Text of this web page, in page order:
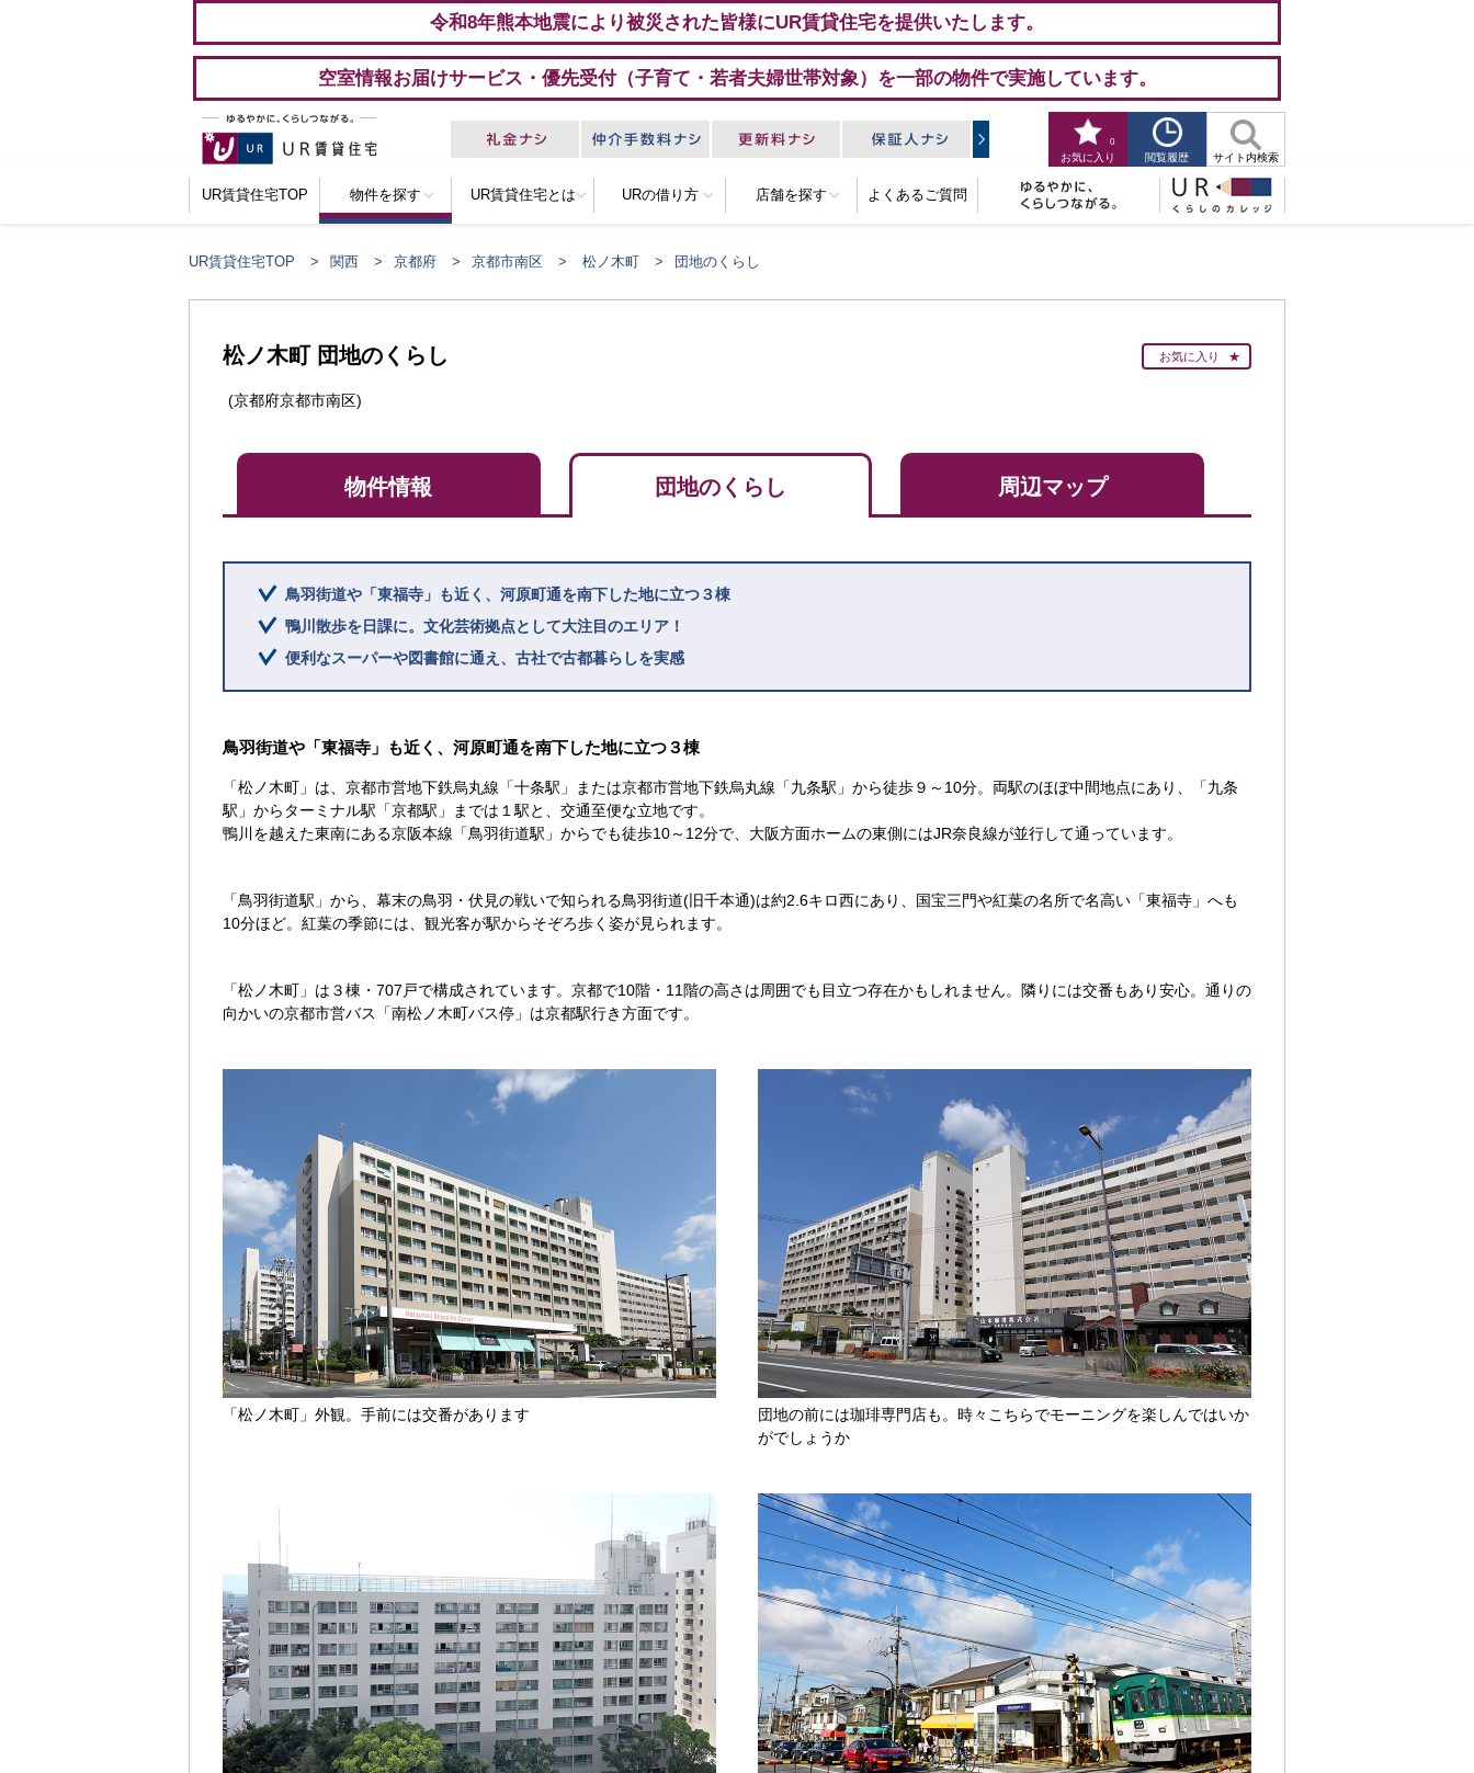
令和8年熊本地震により被災された皆様にUR賃貸住宅を提供いたします。
空室情報お届けサービス・優先受付（子育て・若者夫婦世帯対象）を一部の物件で実施しています。
お気に入り
0
閲覧履歴 サイト内検索
UR賃貸住宅TOP 物件を探す UR賃貸住宅とは URの借り方 店舗を探す よくあるご質問
UR賃貸住宅TOP 関西 京都府 京都市南区 松ノ木町 団地のくらし
松ノ木町 団地のくらし
(京都府京都市南区)
お気に入り
物件情報 団地のくらし 周辺マップ
鳥羽街道や「東福寺」も近く、河原町通を南下した地に立つ３棟
鴨川散歩を日課に。文化芸術拠点として大注目のエリア！
便利なスーパーや図書館に通え、古社で古都暮らしを実感
鳥羽街道や「東福寺」も近く、河原町通を南下した地に立つ３棟
「松ノ木町」は、京都市営地下鉄烏丸線「十条駅」または京都市営地下鉄烏丸線「九条駅」から徒歩９～10分。両駅のほぼ中間地点にあり、「九条
駅」からターミナル駅「京都駅」までは１駅と、交通至便な立地です。
鴨川を越えた東南にある京阪本線「鳥羽街道駅」からでも徒歩10～12分で、大阪方面ホームの東側にはJR奈良線が並行して通っています。
「鳥羽街道駅」から、幕末の鳥羽・伏見の戦いで知られる鳥羽街道(旧千本通)は約2.6キロ西にあり、国宝三門や紅葉の名所で名高い「東福寺」へも
10分ほど。紅葉の季節には、観光客が駅からそぞろ歩く姿が見られます。
「松ノ木町」は３棟・707戸で構成されています。京都で10階・11階の高さは周囲でも目立つ存在かもしれません。隣りには交番もあり安心。通りの
向かいの京都市営バス「南松ノ木町バス停」は京都駅行き方面です。
「松ノ木町」外観。手前には交番があります
団地の前には珈琲専門店も。時々こちらでモーニングを楽しんではいか
がでしょうか